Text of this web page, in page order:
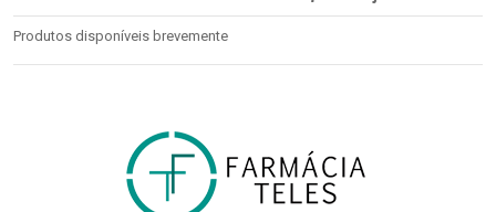
Produtos disponíveis brevemente